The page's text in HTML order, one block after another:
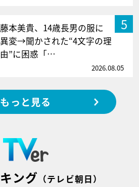
5
藤本美貴、14歳長男の服に
異変→聞かされた“4文字の理
由”に困惑「…
2026.08.05
もっと見る
ング （テレビ朝日）